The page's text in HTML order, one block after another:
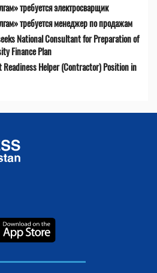
требуется электросварщик
требуется менеджер по продажам
National Consultant for Preparation of
Finance Plan
Readiness Helper (Contractor) Position in